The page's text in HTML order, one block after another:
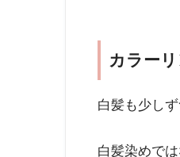
カラー
白髪も少し
白髪染めで